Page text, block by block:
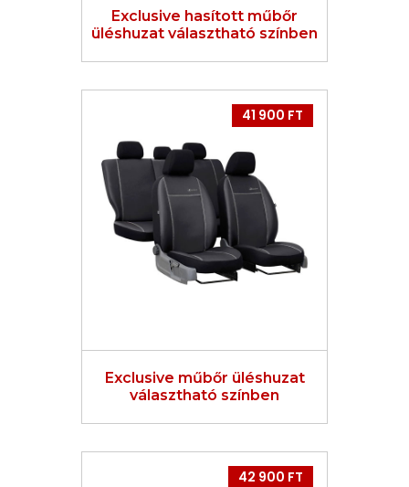
Exclusive hasított műbőr
üléshuzat választható színben
41 900 FT
Exclusive műbőr üléshuzat
választható színben
42 900 FT